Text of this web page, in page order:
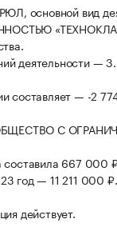
основной вид
деятельности — 3.
составляет — -2
ОБЩЕСТВО С
составила 667
год — 11 211 000 ₽.
действует.